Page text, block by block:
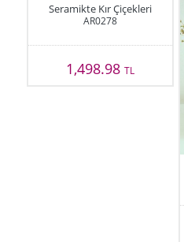
Seramikte Kır Çiçekleri
AR0278
1,498.98TL